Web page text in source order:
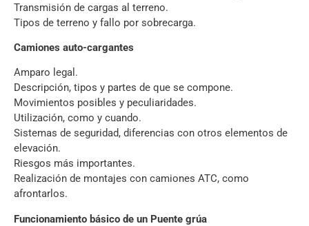
Transmisión de cargas al terreno.
Tipos de terreno y fallo por sobrecarga.
Camiones auto-cargantes
Amparo legal.
Descripción, tipos y partes de que se compone.
Movimientos posibles y peculiaridades.
Utilización, como y cuando.
Sistemas de seguridad, diferencias con otros elementos de
elevación.
Riesgos más importantes.
Realización de montajes con camiones ATC, como
afrontarlos.
Funcionamiento básico de un Puente grúa